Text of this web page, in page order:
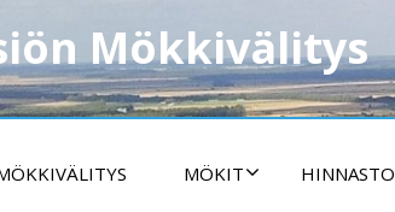
Mökkivälitys
MÖKIT HINNASTO